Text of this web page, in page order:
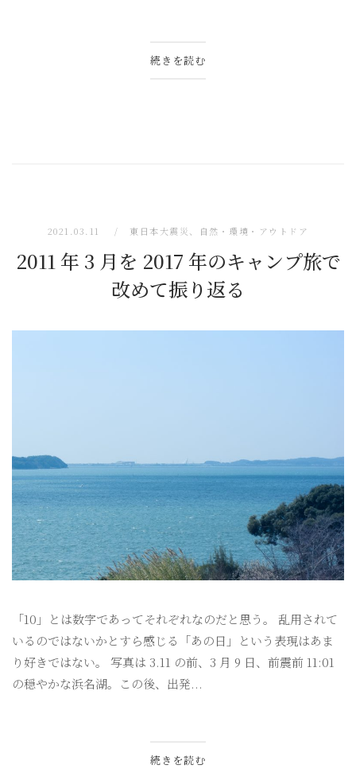
続きを読む
2021.03.11 東日本大震災、 自然・環境・アウトドア
2011 年 3 月を 2017 年のキャンプ旅で
改めて振り返る
「10」とは数字であってそれぞれなのだと思う。 乱用されて
いるのではないかとすら感じる「あの日」という表現はあま
り好きではない。 写真は 3.11 の前、3 月 9 日、前震前 11:01
の穏やかな浜名湖。この後、出発...
続きを読む